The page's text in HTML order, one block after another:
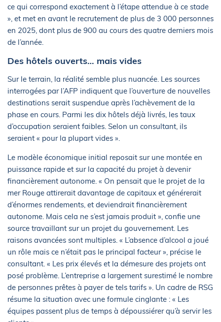
ce qui correspond exactement à l’étape attendue à ce stade
», et met en avant le recrutement de plus de 3 000 personnes
en 2025, dont plus de 900 au cours des quatre derniers mois
de l’année.
Des hôtels ouverts… mais vides
Sur le terrain, la réalité semble plus nuancée. Les sources
interrogées par l’AFP indiquent que l’ouverture de nouvelles
destinations serait suspendue après l’achèvement de la
phase en cours. Parmi les dix hôtels déjà livrés, les taux
d’occupation seraient faibles. Selon un consultant, ils
seraient « pour la plupart vides ».
Le modèle économique initial reposait sur une montée en
puissance rapide et sur la capacité du projet à devenir
financièrement autonome. « On pensait que le projet de la
mer Rouge attirerait davantage de capitaux et générerait
d’énormes rendements, et deviendrait financièrement
autonome. Mais cela ne s’est jamais produit », confie une
source travaillant sur un projet du gouvernement. Les
raisons avancées sont multiples. « L’absence d’alcool a joué
un rôle mais ce n’était pas le principal facteur », précise le
consultant. « Les prix élevés et la démesure des projets ont
posé problème. L’entreprise a largement surestimé le nombre
de personnes prêtes à payer de tels tarifs ». Un cadre de RSG
résume la situation avec une formule cinglante : « Les
équipes passent plus de temps à dépoussiérer qu’à servir les